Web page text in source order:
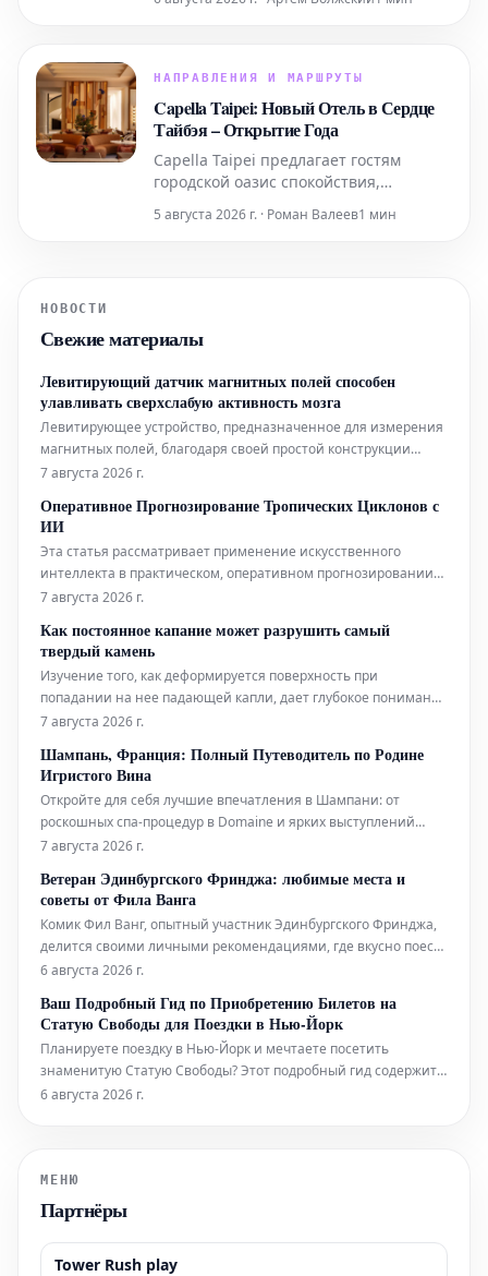
временных специальных
для учителей и военнослужащих.
НАПРАВЛЕНИЯ И МАРШРУТЫ
Capella Taipei: Новый Отель в Сердце
Тайбэя – Открытие Года
Capella Taipei предлагает гостям
городской оазис спокойствия,
насыщенную жизнь города. Это место,
5 августа 2026 г. · Роман Валеев1 мин
НОВОСТИ
Свежие материалы
Левитирующий датчик магнитных полей способен
улавливать сверхслабую активность мозга
Левитирующее устройство, предназначенное для измерения
магнитных полей, благодаря своей простой конструкции
может составить конкуренцию гораздо более сложным
Помимо этого, новый датчик открывает интригующие
перспективы для применения в таких
7 августа 2026 г.
Оперативное Прогнозирование Тропических Циклонов с
ИИ
Эта статья рассматривает применение искусственного
интеллекта в практическом, оперативном прогнозировании
тропических циклонов. Технологии ИИ используются для
суровых погодных явлений.
7 августа 2026 г.
Как постоянное капание может разрушить самый
твердый камень
Изучение того, как деформируется поверхность при
попадании на нее падающей капли, дает глубокое понимание
эрозионной мощи воды.
7 августа 2026 г.
Шампань, Франция: Полный Путеводитель по Родине
Игристого Вина
Откройте для себя лучшие впечатления в Шампани: от
роскошных спа-процедур в Domaine и ярких выступлений
живого хип-хопа до уникальных дегустаций на речных судах.
остановиться в этом легендарном регионе.
7 августа 2026 г.
Ветеран Эдинбургского Фринджа: любимые места и
советы от Фила Ванга
Комик Фил Ванг, опытный участник Эдинбургского Фринджа,
делится своими личными рекомендациями, где вкусно поесть
и выпить во время фестиваля в этом году. Он также указывает
забронировать.
6 августа 2026 г.
Ваш Подробный Гид по Приобретению Билетов на
Статую Свободы для Поездки в Нью-Йорк
Планируете поездку в Нью-Йорк и мечтаете посетить
знаменитую Статую Свободы? Этот подробный гид содержит
всю необходимую информацию, которая поможет вам легко
6 августа 2026 г.
МЕНЮ
Партнёры
Tower Rush play